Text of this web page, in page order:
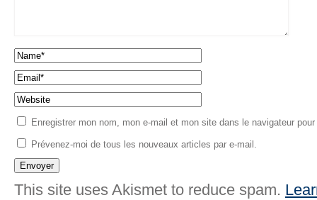
Enregistrer mon nom, mon e-mail et mon site dans le navigateur
Prévenez-moi de tous les nouveaux articles par e-mail.
This site uses Akismet to reduce spam.